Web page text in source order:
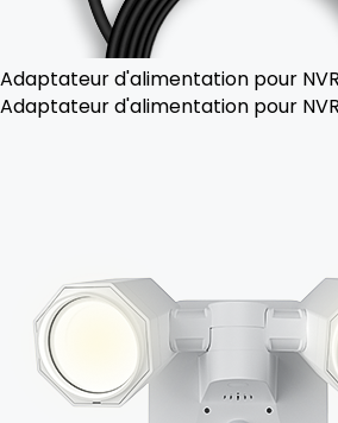
Adaptateur d'alimentation pour
Adaptateur d'alimentation pour